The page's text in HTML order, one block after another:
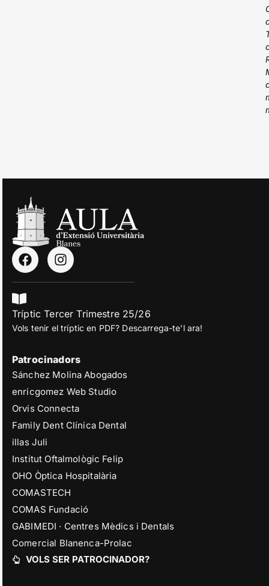
Tríptic Tercer Trimestre 25/26
Vols tenir el tríptic en PDF? Descarrega-te'l ara!
Patrocinadors
Sánchez Molina Abogados
enricgomez Web Studio
Orvis Connecta
Family Dent Clínica Dental
illas Juli
Institut Oftalmològic Felip
OHO Òptica Hospitalària
COMASTECH
COMAS Fundació
GABIMEDI · Centres Mèdics i Dentals
Comercial Blanenca-Prolac
VOLS SER PATROCINADOR?